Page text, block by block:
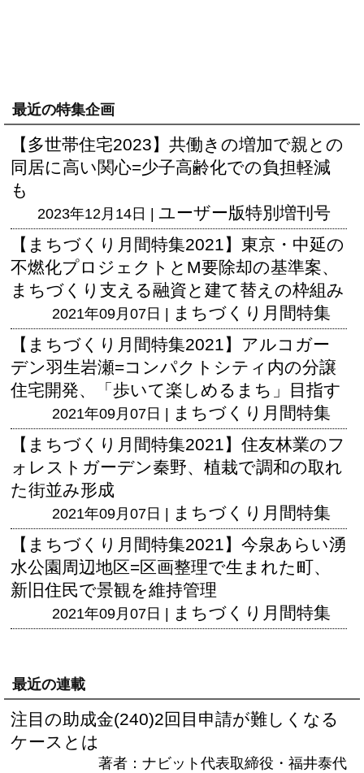
最近の特集企画
【多世帯住宅2023】共働きの増加で親との
同居に高い関心=少子高齢化での負担軽減
も
2023年12月14日 | ユーザー版特別増刊号
【まちづくり月間特集2021】東京・中延の
不燃化プロジェクトとM要除却の基準案、
まちづくり支える融資と建て替えの枠組み
2021年09月07日 | まちづくり月間特集
【まちづくり月間特集2021】アルコガー
デン羽生岩瀬=コンパクトシティ内の分譲
住宅開発、「歩いて楽しめるまち」目指す
2021年09月07日 | まちづくり月間特集
【まちづくり月間特集2021】住友林業のフ
ォレストガーデン秦野、植栽で調和の取れ
た街並み形成
2021年09月07日 | まちづくり月間特集
【まちづくり月間特集2021】今泉あらい湧
水公園周辺地区=区画整理で生まれた町、
新旧住民で景観を維持管理
2021年09月07日 | まちづくり月間特集
最近の連載
注目の助成金(240)2回目申請が難しくなる
ケースとは
著者：ナビット代表取締役・福井泰代